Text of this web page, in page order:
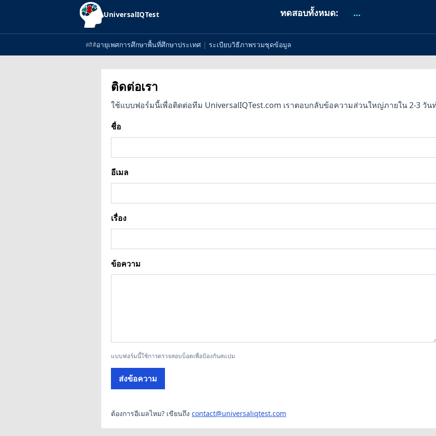
UniversalIQTest ทดสอบทั้งหมด: ...
สถิติอายุเพศการศึกษาพื้นที่ศึกษาประเทศ | ระเบียบวิธีภาพรวมชุดข้อมูล
ติดต่อเรา
ใช้แบบฟอร์มนี้เพื่อติดต่อทีม UniversalIQTest.com เราตอบกลับข้อความส่วนใหญ่ภายใน 2-3 วัน
ชื่อ
อีเมล
เรื่อง
ข้อความ
แบบฟอร์มนี้ใช้การตรวจสอบบ็อตเพื่อป้องกันสแปม
ส่งข้อความ
ต้องการอีเมลไหม? เขียนถึง contact@universaliqtest.com